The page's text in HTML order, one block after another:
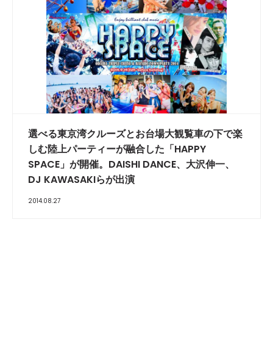
選べる東京湾クルーズとお台場大観覧車の下で楽
しむ陸上パーティーが融合した「HAPPY
SPACE」が開催。DAISHI DANCE、大沢伸一、
DJ KAWASAKIらが出演
2014.08.27